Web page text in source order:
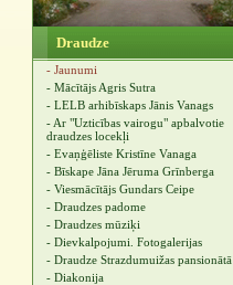
Draudze
- Jaunumi
- Mācītājs Agris Sutra
- LELB arhibīskaps Jānis Vanags
- Ar "Uzticības vairogu" apbalvotie
draudzes locekļi
- Evaņģēliste Kristīne Vanaga
- Bīskape Jāna Jēruma Grīnberga
- Viesmācītājs Gundars Ceipe
- Draudzes padome
- Draudzes mūziķi
- Dievkalpojumi. Fotogalerijas
- Draudze Strazdumuižas pansionātā
- Diakonija